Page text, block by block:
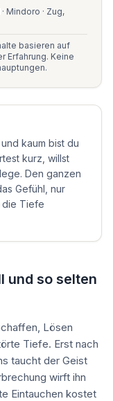
Mindoro · Zug,
basieren auf
Erfahrung. Keine
kaum bist du
kurz, willst
Den ganzen
Gefühl, nur
die Tiefe
und so selten
Lösen
Tiefe. Erst nach
taucht der Geist
wirft ihn
Eintauchen kostet